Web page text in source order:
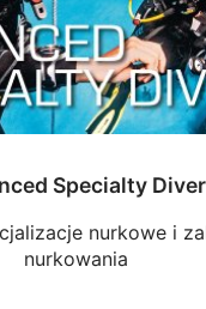
Specialty Diver
nurkowe i
nurkowania